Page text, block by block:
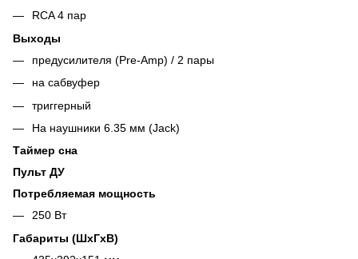
RCA 4 пар
Выходы
предусилителя (Pre-Amp) / 2 пары
на сабвуфер
триггерный
На наушники 6.35 мм (Jack)
Таймер сна
Пульт ДУ
Потребляемая мощность
250 Вт
Габариты (ШхГхВ)